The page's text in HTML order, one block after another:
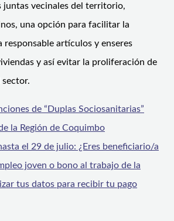
juntas vecinales del territorio,
una opción para facilitar la
artículos y enseres
y así evitar la proliferación de
sector.
de “Duplas Sociosanitarias”
la Región de Coquimbo
el 29 de julio: ¿Eres beneficiario/a
joven o bono al trabajo de la
tus datos para recibir tu pago